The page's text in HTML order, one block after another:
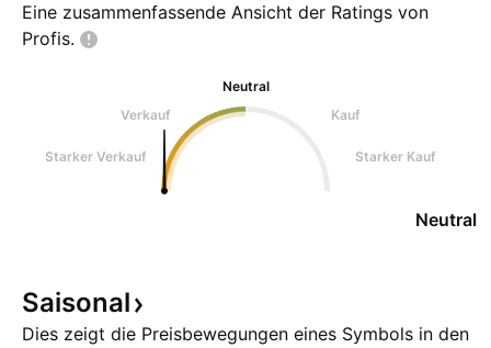
Eine zusammenfassende Ansicht der Ratings von
Profis.
Neutral
Verkauf
Kauf
Starker Verkauf Starker Kauf
Neutral
Saisonal
Dies zeigt die Preisbewegungen eines Symbols in den